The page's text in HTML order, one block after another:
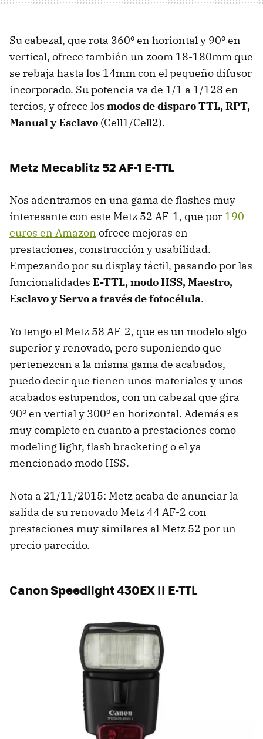
Su cabezal, que rota 360º en horiontal y 90º en
vertical, ofrece también un zoom 18-180mm que
se rebaja hasta los 14mm con el pequeño difusor
incorporado. Su potencia va de 1/1 a 1/128 en
tercios, y ofrece los modos de disparo TTL, RPT,
Manual y Esclavo (Cell1/Cell2).
Metz Mecablitz 52 AF-1 E-TTL
Nos adentramos en una gama de flashes muy
interesante con este Metz 52 AF-1, que por 190
euros en Amazon ofrece mejoras en
prestaciones, construcción y usabilidad.
Empezando por su display táctil, pasando por las
funcionalidades E-TTL, modo HSS, Maestro,
Esclavo y Servo a través de fotocélula.
Yo tengo el Metz 58 AF-2, que es un modelo algo
superior y renovado, pero suponiendo que
pertenezcan a la misma gama de acabados,
puedo decir que tienen unos materiales y unos
acabados estupendos, con un cabezal que gira
90º en vertial y 300º en horizontal. Además es
muy completo en cuanto a prestaciones como
modeling light, flash bracketing o el ya
mencionado modo HSS.
Nota a 21/11/2015: Metz acaba de anunciar la
salida de su renovado Metz 44 AF-2 con
prestaciones muy similares al Metz 52 por un
precio parecido.
Canon Speedlight 430EX II E-TTL